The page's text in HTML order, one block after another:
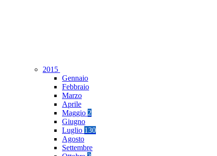
2015
Gennaio
Febbraio
Marzo
Aprile
Maggio 2
Giugno
Luglio 130
Agosto
Settembre